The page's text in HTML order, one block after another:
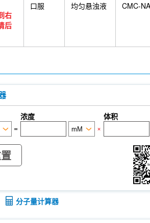
右
后
口服 均匀悬浊液 CMC-NA
浓度
体积
=
×
分子量计算器